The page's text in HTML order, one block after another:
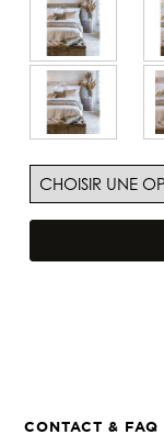
quantité
CONTACT & FAQ